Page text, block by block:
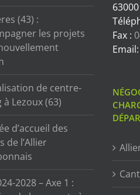
(43) :
les projets
de centre-
Lezoux (63)
d’accueil des
de l’Allier
2028 – Axe 1 :
Fax :
Email: